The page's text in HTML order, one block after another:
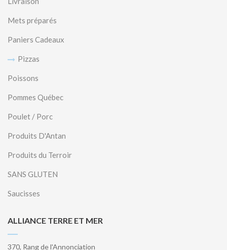
Mets préparés
Paniers Cadeaux
Pizzas
Poissons
Pommes Québec
Poulet / Porc
Produits D'Antan
Produits du Terroir
SANS GLUTEN
Saucisses
ALLIANCE TERRE ET MER
370, Rang de l'Annonciation